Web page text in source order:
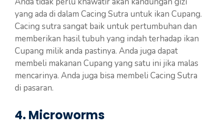
yang ada di dalam Cacing Sutra untuk ikan Cupang.
Cacing sutra sangat baik untuk pertumbuhan dan
memberikan hasil tubuh yang indah terhadap ikan
Cupang milik anda pastinya. Anda juga dapat
membeli makanan Cupang yang satu ini jika malas
mencarinya. Anda juga bisa membeli Cacing Sutra
di pasaran.
4. Microworms